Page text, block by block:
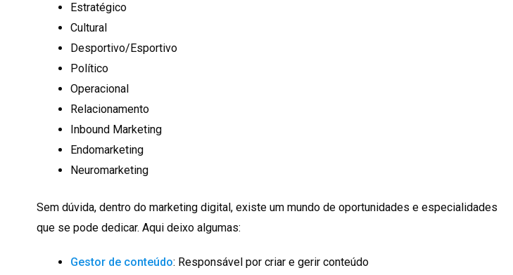
Estratégico
Cultural
Desportivo/Esportivo
Político
Operacional
Relacionamento
Inbound Marketing
Endomarketing
Neuromarketing
Sem dúvida, dentro do marketing digital, existe um mundo de oportunidades e especialidades
que se pode dedicar. Aqui deixo algumas:
Gestor de conteúdo: Responsável por criar e gerir conteúdo